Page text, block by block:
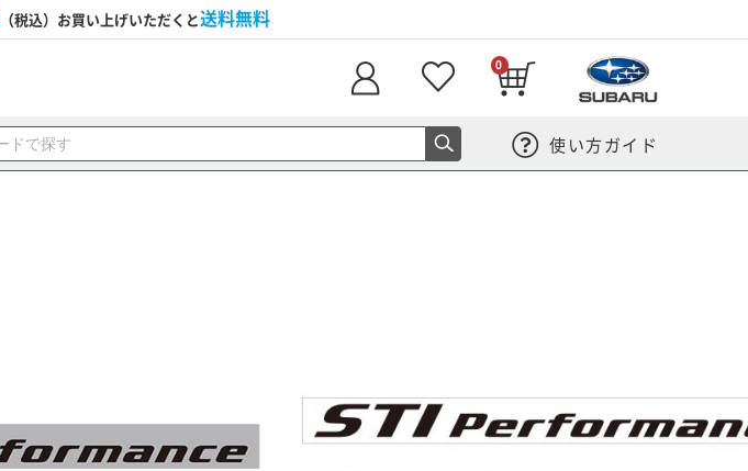
（税込）お買い上げいただくと送料無料
0
使い方ガイド